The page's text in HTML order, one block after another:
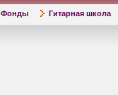
Фонды Гитарная школа